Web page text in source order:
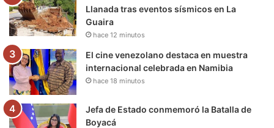
Llanada tras eventos sísmicos en La
Guaira
hace 12 minutos
El cine venezolano destaca en muestra
internacional celebrada en Namibia
hace 18 minutos
Jefa de Estado conmemoró la Batalla de
Boyacá